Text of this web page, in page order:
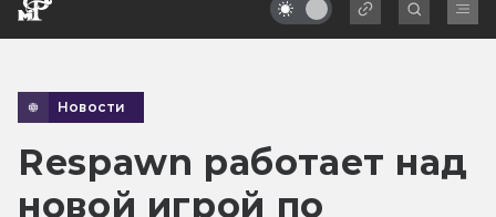
Новости
Respawn работает над
новой игрой по